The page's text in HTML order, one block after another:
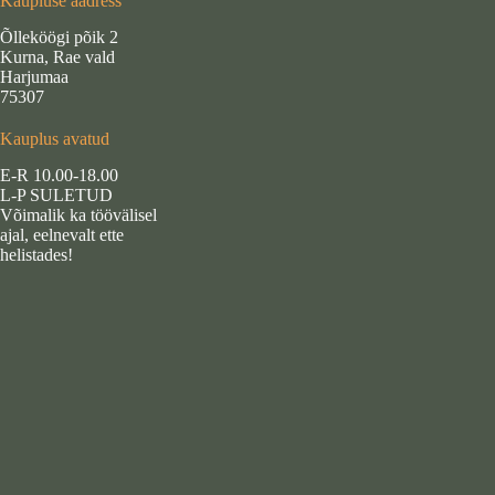
Õlleköögi põik 2
Kurna, Rae vald
Harjumaa
75307
Kauplus avatud
E-R 10.00-18.00
L-P SULETUD
Võimalik ka töövälisel
ajal, eelnevalt ette
helistades!